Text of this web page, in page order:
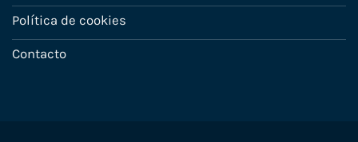
Política de cookies
Contacto